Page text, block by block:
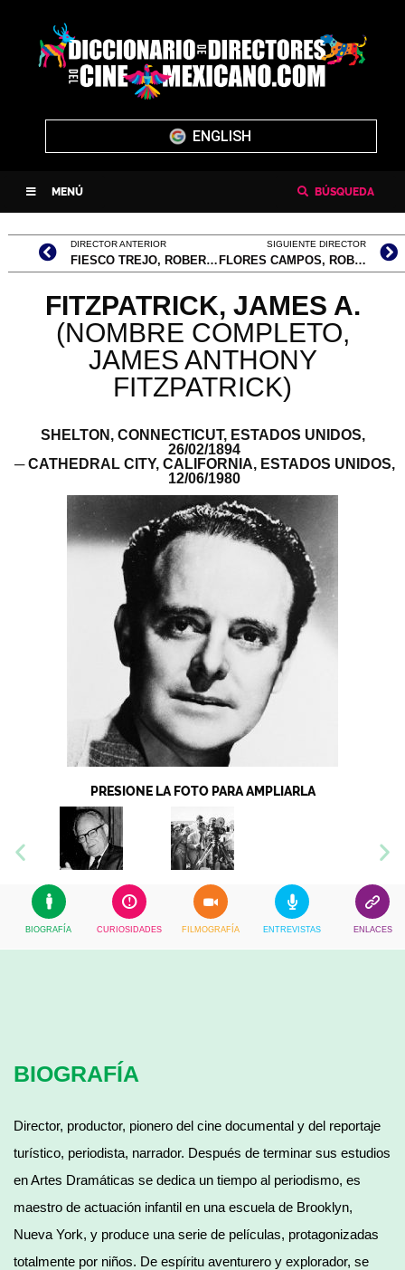
ENGLISH
MENÚ BÚSQUEDA
DIRECTOR ANTERIOR
FIESCO TREJO, ROBERTO
SIGUIENTE DIRECTOR
FLORES CAMPOS, ROBERTO
FITZPATRICK, JAMES A.
(NOMBRE COMPLETO,
JAMES ANTHONY
FITZPATRICK)
SHELTON, CONNECTICUT, ESTADOS UNIDOS,
26/02/1894
─ CATHEDRAL CITY, CALIFORNIA, ESTADOS UNIDOS,
12/06/1980
PRESIONE LA FOTO PARA AMPLIARLA
BIOGRAFÍA CURIOSIDADES FILMOGRAFÍA ENTREVISTAS ENLACES
BIOGRAFÍA
Director, productor, pionero del cine documental y del reportaje
turístico, periodista, narrador. Después de terminar sus estudios
en Artes Dramáticas se dedica un tiempo al periodismo, es
maestro de actuación infantil en una escuela de Brooklyn,
Nueva York, y produce una serie de películas, protagonizadas
totalmente por niños. De espíritu aventurero y explorador, se